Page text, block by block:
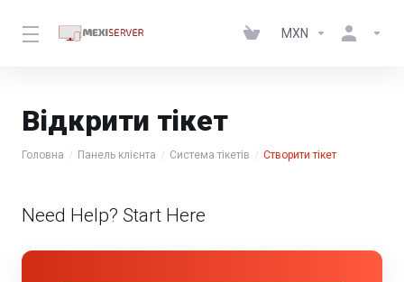
MXN
Відкрити тікет
Головна Панель клієнта Система тікетів Створити тікет
Need Help? Start Here